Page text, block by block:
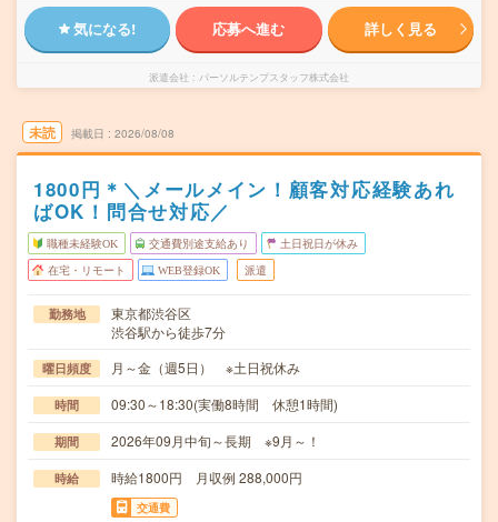
気になる! 応募へ進む 詳しく見る
派遣会社 パーソルテンプスタッフ株式会社
未読 掲載日 2026/08/08
1800円＊＼メールメイン！顧客対応経験あれ
ばOK！問合せ対応／
職種未経験OK 交通費別途支給あり 土日祝日が休み
在宅・リモート WEB登録OK 派遣
勤務地
東京都渋谷区
渋谷駅から徒歩7分
曜日頻度 月～金（週5日） ※土日祝休み
時間 09:30～18:30(実働8時間 休憩1時間)
期間 2026年09月中旬～長期 ※9月～！
時給 時給1800円 月収例 288,000円
交通費